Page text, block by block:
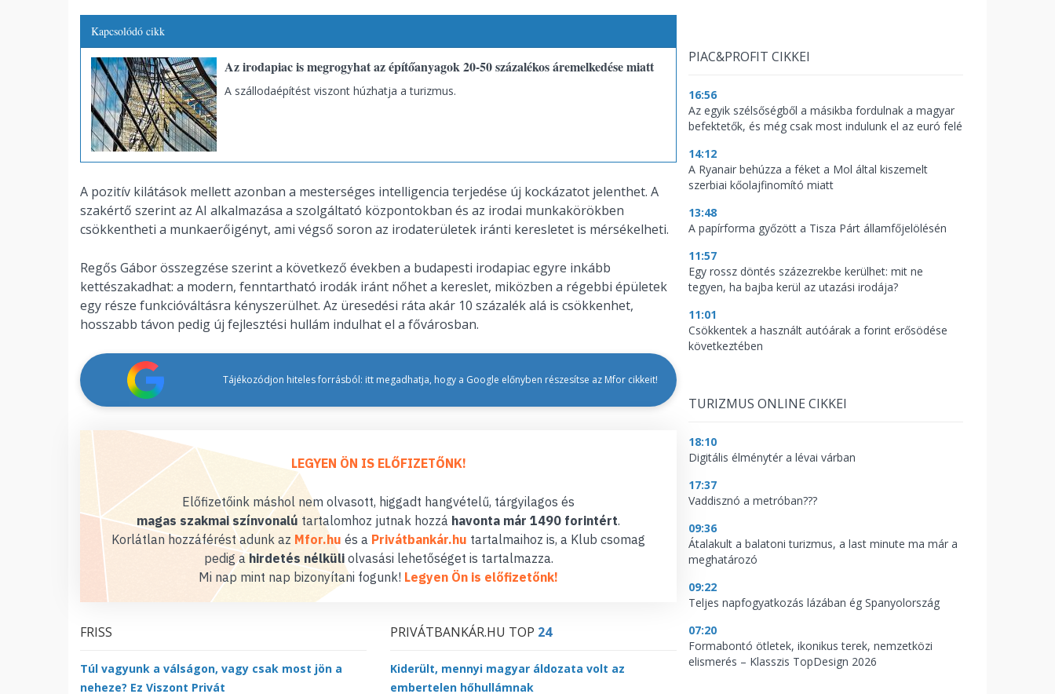
Kapcsolódó cikk
Az irodapiac is megrogyhat az építőanyagok 20-50 százalékos áremelkedése miatt
A szállodaépítést viszont húzhatja a turizmus.
A pozitív kilátások mellett azonban a mesterséges intelligencia terjedése új kockázatot jelenthet. A
szakértő szerint az AI alkalmazása a szolgáltató központokban és az irodai munkakörökben
csökkentheti a munkaerőigényt, ami végső soron az irodaterületek iránti keresletet is mérsékelheti.
Regős Gábor összegzése szerint a következő években a budapesti irodapiac egyre inkább
kettészakadhat: a modern, fenntartható irodák iránt nőhet a kereslet, miközben a régebbi épületek
egy része funkcióváltásra kényszerülhet. Az üresedési ráta akár 10 százalék alá is csökkenhet,
hosszabb távon pedig új fejlesztési hullám indulhat el a fővárosban.
Tájékozódjon hiteles forrásból: itt megadhatja, hogy a Google előnyben részesítse az Mfor cikkeit!
LEGYEN ÖN IS ELŐFIZETŐNK!
Előfizetőink máshol nem olvasott, higgadt hangvételű, tárgyilagos és
magas szakmai színvonalú tartalomhoz jutnak hozzá havonta már 1490 forintért.
Korlátlan hozzáférést adunk az Mfor.hu és a Privátbankár.hu tartalmaihoz is, a Klub csomag
pedig ahirdetés nélküliolvasási lehetőséget is tartalmazza.
Mi nap mint nap bizonyítani fogunk! Legyen Ön is előfizetőnk!
FRISS
Túl vagyunk a válságon, vagy csak most jön a
neheze? Ez Viszont Privát
PRIVÁTBANKÁR.HU TOP 24
Kiderült, mennyi magyar áldozata volt az
embertelen hőhullámnak
PIAC&PROFIT CIKKEI
16:56
Az egyik szélsőségből a másikba fordulnak a magyar
befektetők, és még csak most indulunk el az euró felé
14:12
A Ryanair behúzza a féket a Mol által kiszemelt
szerbiai kőolajfinomító miatt
13:48
A papírforma győzött a Tisza Párt államfőjelölésén
11:57
Egy rossz döntés százezrekbe kerülhet: mit ne
tegyen, ha bajba kerül az utazási irodája?
11:01
Csökkentek a használt autóárak a forint erősödése
következtében
TURIZMUS ONLINE CIKKEI
18:10
Digitális élménytér a lévai várban
17:37
Vaddisznó a metróban???
09:36
Átalakult a balatoni turizmus, a last minute ma már a
meghatározó
09:22
Teljes napfogyatkozás lázában ég Spanyolország
07:20
Formabontó ötletek, ikonikus terek, nemzetközi
elismerés – Klasszis TopDesign 2026